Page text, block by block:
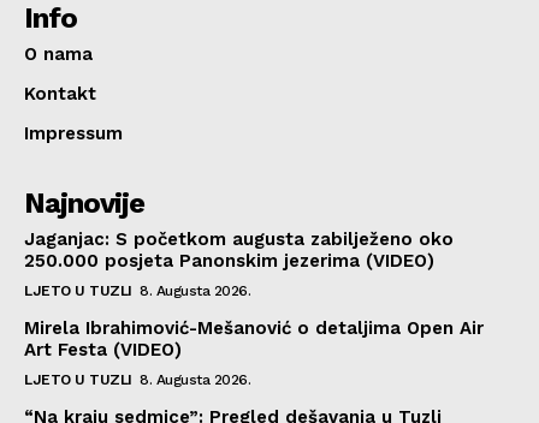
Info
O nama
Kontakt
Impressum
Najnovije
Jaganjac: S početkom augusta zabilježeno oko
250.000 posjeta Panonskim jezerima (VIDEO)
LJETO U TUZLI 8. Augusta 2026.
Mirela Ibrahimović-Mešanović o detaljima Open Air
Art Festa (VIDEO)
LJETO U TUZLI 8. Augusta 2026.
“Na kraju sedmice”: Pregled dešavanja u Tuzli